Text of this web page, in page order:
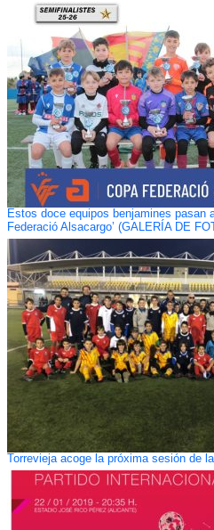
Estos doce equipos benjamines pasan
Federació Alsacargo’ (GALERÍA DE
Torrevieja acoge la próxima sesión de